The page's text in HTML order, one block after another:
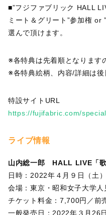
■”フジファブリック HALL
ミート＆グリート”参加権
選んで頂けます。
※各特典は先着順となります
※各特典絵柄、内容/詳細は後
特設サイトURL
https://fujifabric.com/
ライブ情報
山内総一郎 HALL LIVE「
日時：2022年４月９日（土
会場：東京・昭和女子大学人
チケット料金：7,700円／前
一般発売日：2022年３月26